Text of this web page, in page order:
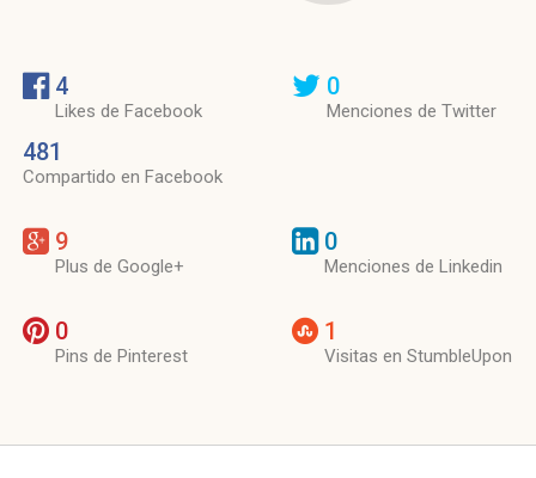
4
Likes de Facebook
481
Compartido en Facebook
0
Menciones de Twitter
9
Plus de Google+
0
Menciones de Linkedin
0
Pins de Pinterest
1
Visitas en StumbleUpon